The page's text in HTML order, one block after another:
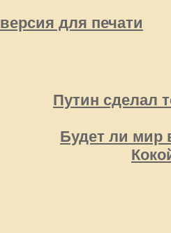
версия для печати
Путин сделал
Будет ли мир